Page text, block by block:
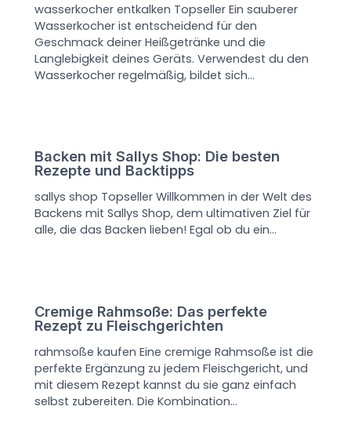
wasserkocher entkalken Topseller Ein sauberer
Wasserkocher ist entscheidend für den
Geschmack deiner Heißgetränke und die
Langlebigkeit deines Geräts. Verwendest du den
Wasserkocher regelmäßig, bildet sich…
Backen mit Sallys Shop: Die besten
Rezepte und Backtipps
sallys shop Topseller Willkommen in der Welt des
Backens mit Sallys Shop, dem ultimativen Ziel für
alle, die das Backen lieben! Egal ob du ein…
Cremige Rahmsoße: Das perfekte
Rezept zu Fleischgerichten
rahmsoße kaufen Eine cremige Rahmsoße ist die
perfekte Ergänzung zu jedem Fleischgericht, und
mit diesem Rezept kannst du sie ganz einfach
selbst zubereiten. Die Kombination…